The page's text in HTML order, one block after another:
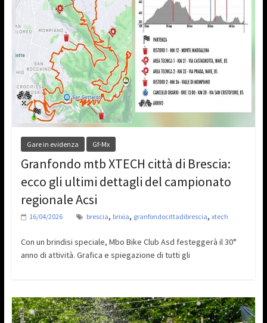
Gare in evidenza Gf-Mx
Granfondo mtb XTECH città di Brescia:
ecco gli ultimi dettagli del campionato
regionale Acsi
16/04/2026 brescia, brixia, granfondocittadibrescia, xtech
Con un brindisi speciale, Mbo Bike Club Asd festeggerà il 30°
anno di attività. Grafica e spiegazione di tutti gli